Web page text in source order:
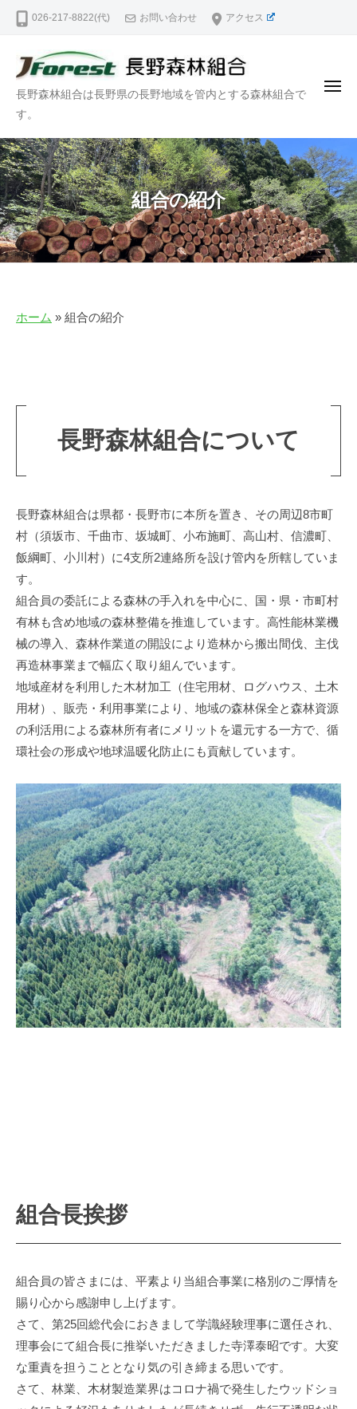
ス
キ
ッ
プ
026-217-8822(代) お問い合わせ アクセス
長
野
森
林
組
合
｜
N
a
o
s
O
w
n
e
r
s
C
o
o
p
a
t
i
v
e
A
s
s
o
c
i
a
長野森林組合は長野県の長野地域を管内とする森林組合で
す。
メ
組合の紹介
ホーム » 組合の紹介
介
2026
年
30
日
by
森
林
づ
く
進
長野森林組合について
長野森林組合は県都・長野市に本所を置き、その周辺8市町
村（須坂市、千曲市、坂城町、小布施町、高山村、信濃町、
飯綱町、小川村）に4支所2連絡所を設け管内を所轄していま
す。
組合員の委託による森林の手入れを中心に、国・県・市町村
有林も含め地域の森林整備を推進しています。高性能林業機
械の導入、森林作業道の開設により造林から搬出間伐、主伐
再造林事業まで幅広く取り組んでいます。
地域産材を利用した木材加工（住宅用材、ログハウス、土木
用材）、販売・利用事業により、地域の森林保全と森林資源
の利活用による森林所有者にメリットを還元する一方で、循
環社会の形成や地球温暖化防止にも貢献しています。
組合長挨拶
組合員の皆さまには、平素より当組合事業に格別のご厚情を
賜り心から感謝申し上げます。
さて、第25回総代会におきまして学識経験理事に選任され、
理事会にて組合長に推挙いただきました寺澤泰昭です。大変
な重責を担うこととなり気の引き締まる思いです。
さて、林業、木材製造業界はコロナ禍で発生したウッドショ
野
林
組
合
｜
a
g
a
n
o
F
s
n
C
o
p
e
r
a
v
e
A
s
s
o
i
a
t
i
o
n